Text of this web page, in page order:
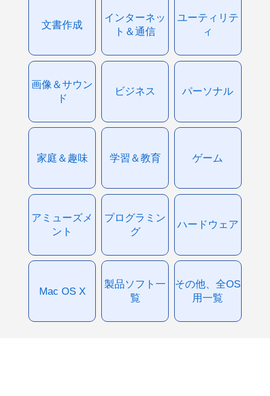
文書作成
インターネッ
ト＆通信
ユーティリテ
ィ
画像＆サウン
ド
ビジネス パーソナル
家庭＆趣味 学習＆教育 ゲーム
アミューズメ
ント
プログラミン
グ
ハードウェア
Mac OS X
製品ソフト一
覧
その他、全OS
用一覧